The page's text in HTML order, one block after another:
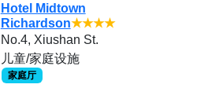
Hotel Midtown
Richardson★★★★
No.4, Xiushan St.
儿童/家庭设施
家庭厅